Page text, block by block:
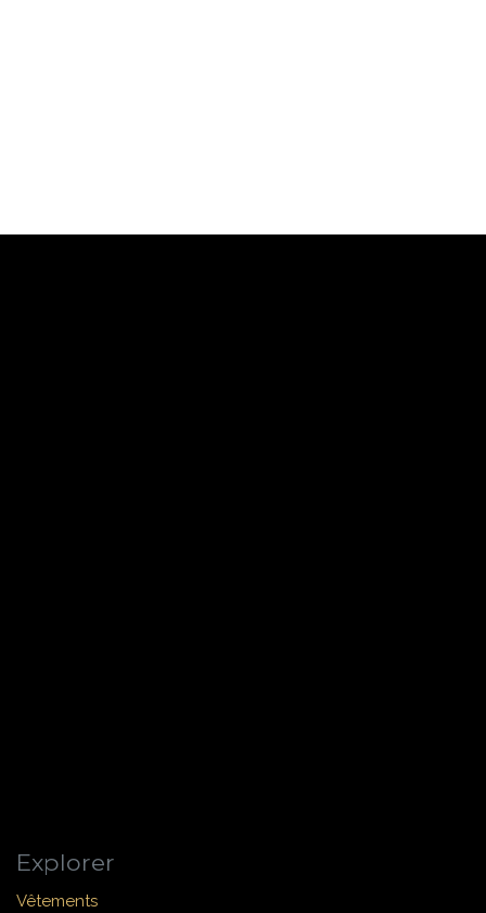
Explorer
Vêtements